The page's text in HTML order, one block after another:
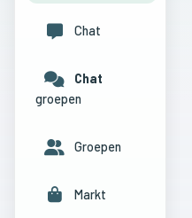
Chat
Chat
groepen
Groepen
Markt